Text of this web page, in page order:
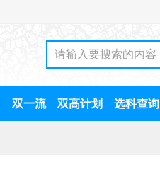
双一流 双高计划 选科查询